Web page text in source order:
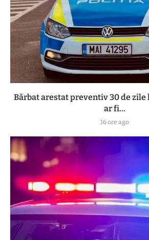
Bărbat arestat preventiv 30 de zile
ar fi...
16 ore ago